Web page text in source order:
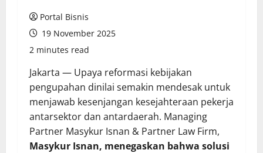
Portal Bisnis
19 November 2025
2 minutes read
Jakarta — Upaya reformasi kebijakan
pengupahan dinilai semakin mendesak untuk
menjawab kesenjangan kesejahteraan pekerja
antarsektor dan antardaerah. Managing
Partner Masykur Isnan & Partner Law Firm,
Masykur Isnan, menegaskan bahwa solusi